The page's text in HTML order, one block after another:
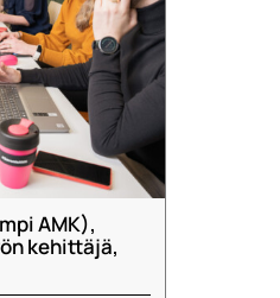
AMK),
kehittäjä,